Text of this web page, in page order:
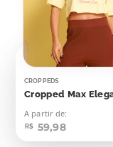
CROPPEDS
A partir de:
R$ 59,98